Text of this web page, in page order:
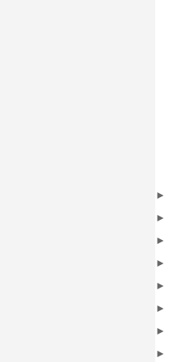
►
►
►
►
►
►
►
►